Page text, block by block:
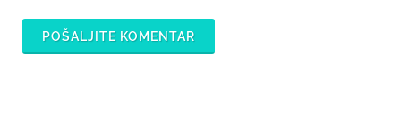
POŠALJITE KOMENTAR